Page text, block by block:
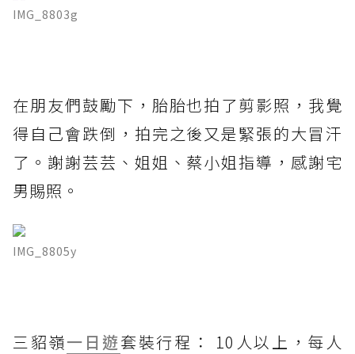
IMG_8803g
在朋友們鼓勵下，胎胎也拍了剪影照，我覺
得自己會跌倒，拍完之後又是緊張的大冒汗
了。謝謝芸芸、姐姐、蔡小姐指導，感謝宅
男賜照。
IMG_8805y
三貂嶺一日遊套裝行程： 10人以上，每人